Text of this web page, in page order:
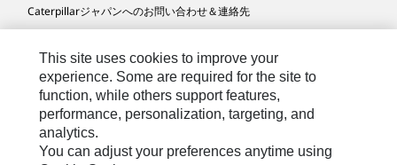
Caterpillarジャパンへのお問い合わせ＆連絡先
サイト･マップ
Cookie Settings
法的事項
プライバシー
This site uses cookies to improve your
experience. Some are required for the site to
function, while others support features,
performance, personalization, targeting, and
analytics.
You can adjust your preferences anytime using